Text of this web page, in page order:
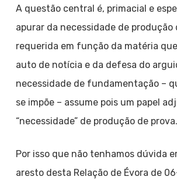
A questão central é, primacial e
apurar da necessidade de produção
requerida em função da matéria
auto de notícia e da defesa do
necessidade de fundamentação –
se impõe – assume pois um papel
“necessidade” de produção de prova.
Por isso que não tenhamos dúvida
aresto desta Relação de Évora de